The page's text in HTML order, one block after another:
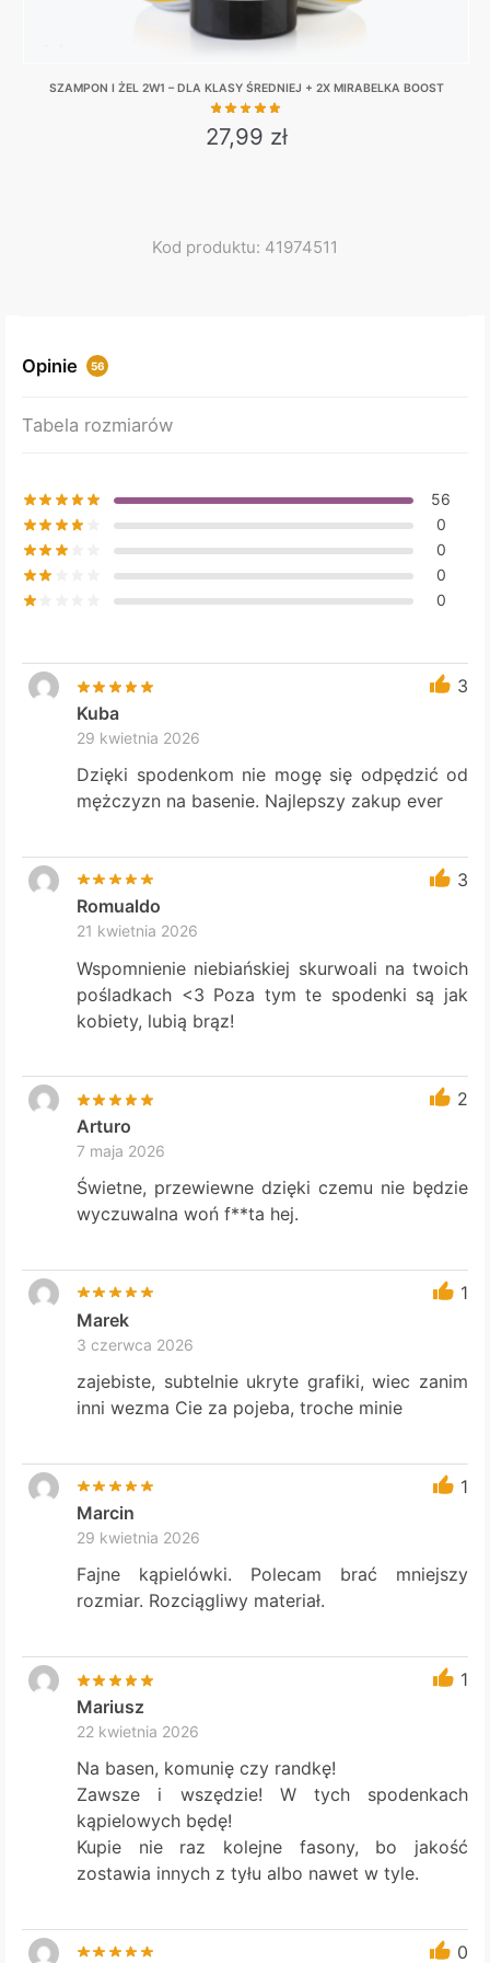
SZAMPON I ŻEL 2W1 – DLA KLASY ŚREDNIEJ + 2X MIRABELKA BOOST
27,99 zł
Kod produktu: 41974511
Opinie 56
Tabela rozmiarów
56
0
0
0
0
3
Kuba
29 kwietnia 2026
Dzięki spodenkom nie mogę się odpędzić od
mężczyzn na basenie. Najlepszy zakup ever
3
Romualdo
21 kwietnia 2026
Wspomnienie niebiańskiej skurwoali na twoich
pośladkach <3 Poza tym te spodenki są jak
kobiety, lubią brąz!
2
Arturo
7 maja 2026
Świetne, przewiewne dzięki czemu nie będzie
wyczuwalna woń f**ta hej.
1
Marek
3 czerwca 2026
zajebiste, subtelnie ukryte grafiki, wiec zanim
inni wezma Cie za pojeba, troche minie
1
Marcin
29 kwietnia 2026
Fajne kąpielówki. Polecam brać mniejszy
rozmiar. Rozciągliwy materiał.
1
Mariusz
22 kwietnia 2026
Na basen, komunię czy randkę!
Zawsze i wszędzie! W tych spodenkach
kąpielowych będę!
Kupie nie raz kolejne fasony, bo jakość
zostawia innych z tyłu albo nawet w tyle.
0